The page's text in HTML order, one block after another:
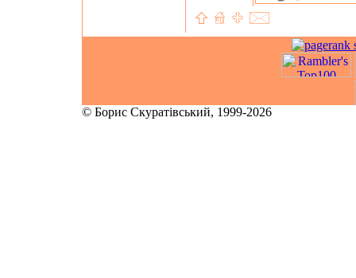
© Борис Скуратівський, 1999-2026